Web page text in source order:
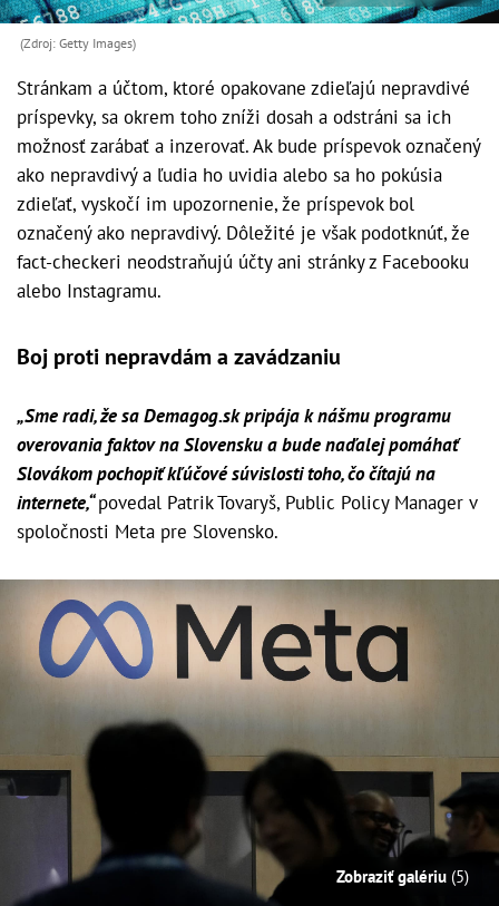
(Zdroj: Getty Images)
Stránkam a účtom, ktoré opakovane zdieľajú nepravdivé
príspevky, sa okrem toho zníži dosah a odstráni sa ich
možnosť zarábať a inzerovať. Ak bude príspevok označený
ako nepravdivý a ľudia ho uvidia alebo sa ho pokúsia
zdieľať, vyskočí im upozornenie, že príspevok bol
označený ako nepravdivý. Dôležité je však podotknúť, že
fact-checkeri neodstraňujú účty ani stránky z Facebooku
alebo Instagramu.
Boj proti nepravdám a zavádzaniu
„Sme radi, že sa Demagog.sk pripája k nášmu programu
overovania faktov na Slovensku a bude naďalej pomáhať
Slovákom pochopiť kľúčové súvislosti toho, čo čítajú na
internete,“povedal Patrik Tovaryš, Public Policy Manager v
spoločnosti Meta pre Slovensko.
Zobraziť galériu (5)